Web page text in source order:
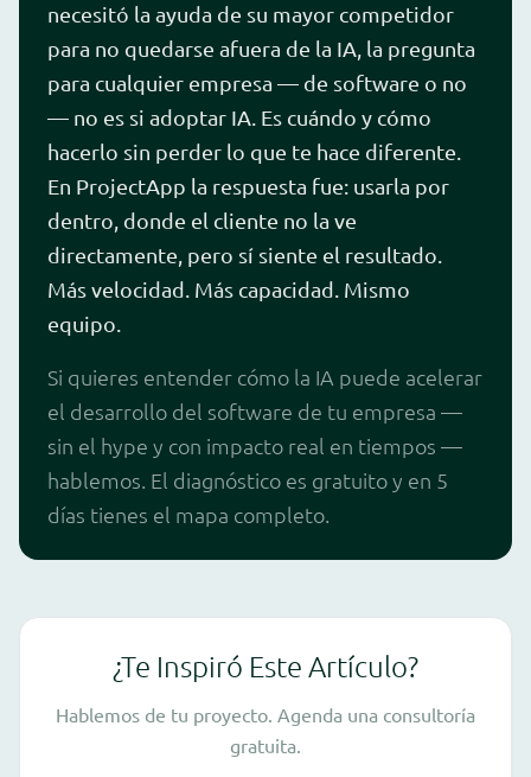
necesitó la ayuda de su mayor competidor
para no quedarse afuera de la IA, la pregunta
para cualquier empresa — de software o no
— no es si adoptar IA. Es cuándo y cómo
hacerlo sin perder lo que te hace diferente.
En ProjectApp la respuesta fue: usarla por
dentro, donde el cliente no la ve
directamente, pero sí siente el resultado.
Más velocidad. Más capacidad. Mismo
equipo.
Si quieres entender cómo la IA puede acelerar
el desarrollo del software de tu empresa —
sin el hype y con impacto real en tiempos —
hablemos. El diagnóstico es gratuito y en 5
días tienes el mapa completo.
¿Te Inspiró Este Artículo?
Hablemos de tu proyecto. Agenda una consultoría
gratuita.